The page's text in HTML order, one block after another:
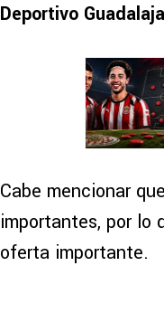
Deportivo
Cabe mencionar
importantes, por lo
oferta importante.